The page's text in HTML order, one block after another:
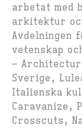
arbetat med
arkitektur
Avdelningen
vetenskap
–
Sverige,
Italienska
Caravanize,
Crosscuts,